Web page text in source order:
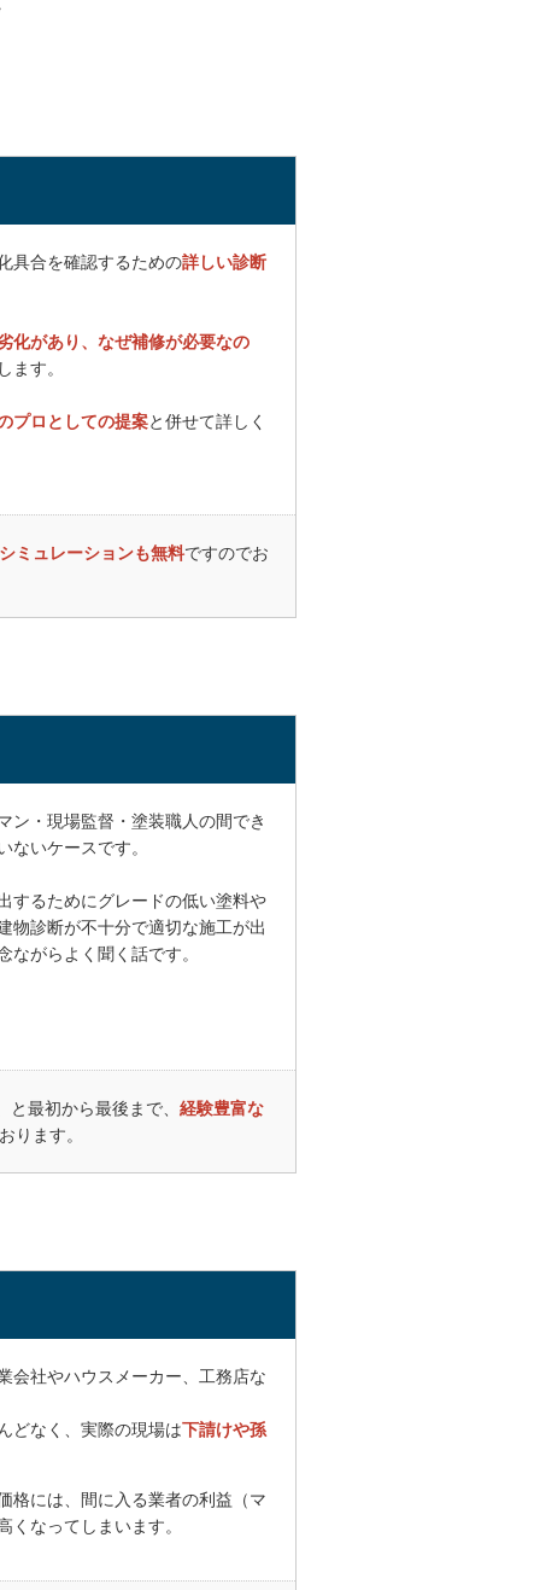
丁寧にして
ーザーサイ
ールスもし
ングの打ち
画につい
、近隣住民
分けがつか
いて感心し
依頼して良
最も明瞭か
らお願いす
ている業者
（他業者は
とから、
要性等を丁
具合を確認するための詳しい診断
化があり、なぜ補修が必要なの
ます。
プロとしての提案と併せて詳しく
ミュレーションも無料ですのでお
ン・現場監督・塗装職人の間でき
ないケースです。
するためにグレードの低い塗料や
物診断が不十分で適切な施工が出
がらよく聞く話です。
最初から最後まで、 経験豊富な
ります。
会社やハウスメーカー、工務店な
どなく、実際の現場は下請けや孫
格には、間に入る業者の利益（マ
くなってしまいます。